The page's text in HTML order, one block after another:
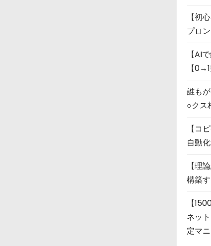
【初
プロ
【AI
【
誰も
○クス
【コ
自動
【理
構築
【
ネッ
定マ